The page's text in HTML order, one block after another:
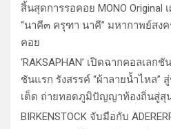
สิ้นสุดการรอคอย MONO
“นาคี๓ ครุฑา นาคี” มหากาพย์สง
คอย
‘RAKSAPHAN’ เปิดฉากคอลเลก
ชันแรก รังสรรค์ “ผ้าลายน้ำไหล”
เต็ด ถ่ายทอดภูมิปัญญาท้องถิ่นสู่สุ
BIRKENSTOCK จับมือกับ